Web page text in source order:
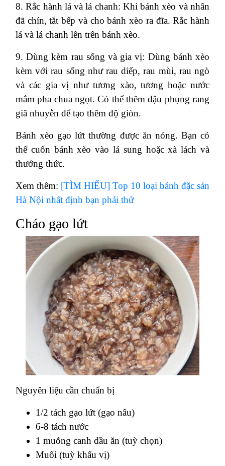
8. Rắc hành lá và lá chanh: Khi bánh xèo và nhân
đã chín, tắt bếp và cho bánh xèo ra đĩa. Rắc hành
lá và lá chanh lên trên bánh xèo.
9. Dùng kèm rau sống và gia vị: Dùng bánh xèo
kèm với rau sống như rau diếp, rau mùi, rau ngò
và các gia vị như tương xào, tương hoặc nước
mắm pha chua ngọt. Có thể thêm đậu phụng rang
giã nhuyễn để tạo thêm độ giòn.
Bánh xèo gạo lứt thường được ăn nóng. Bạn có
thể cuốn bánh xèo vào lá sung hoặc xà lách và
thưởng thức.
Xem thêm: [TÌM HIỂU] Top 10 loại bánh đặc sản
Hà Nội nhất định bạn phải thử
Cháo gạo lứt
Nguyên liệu cần chuẩn bị
1/2 tách gạo lứt (gạo nâu)
6-8 tách nước
1 muỗng canh dầu ăn (tuỳ chọn)
Muối (tuỳ khẩu vị)